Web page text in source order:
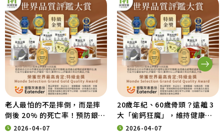
老人最怕的不是摔倒，而是摔
倒後 20% 的死亡率！預防銀髮
族意外，從營養補給開始
2026-04-07
20歲年紀、60歲骨頭？遠離 3
大「偷鈣狂魔」，維持健康行
動力的營養秘訣
2026-04-07